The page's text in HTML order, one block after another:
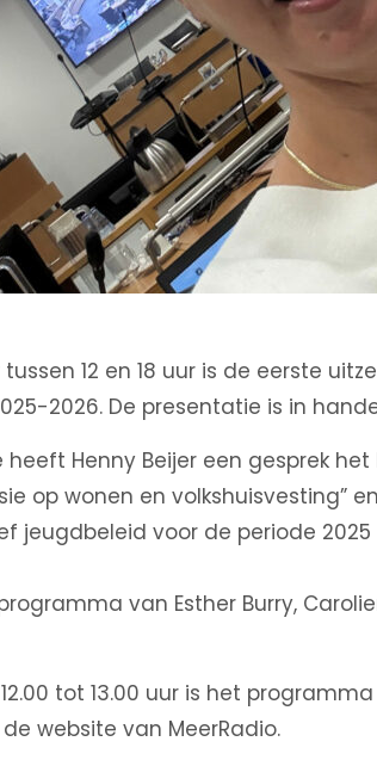
12 en 18 uur is de eerste
2026. De presentatie is in
heeft Henny Beijer een gesprek
op wonen en volkshuisvesting”
jeugdbeleid voor de periode 2025
van Esther Burry,
tot 13.00 uur is het
website van MeerRadio.